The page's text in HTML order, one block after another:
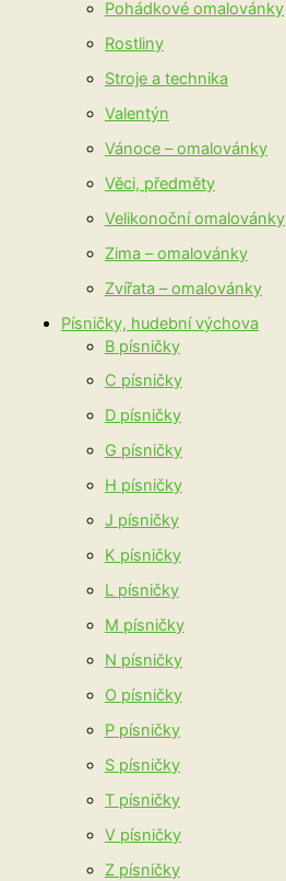
Pohádkové omalovánky
Rostliny
Stroje a technika
Valentýn
Vánoce – omalovánky
Věci, předměty
Velikonoční omalovánky
Zima – omalovánky
Zvířata – omalovánky
Písničky, hudební výchova
B písničky
C písničky
D písničky
G písničky
H písničky
J písničky
K písničky
L písničky
M písničky
N písničky
O písničky
P písničky
S písničky
T písničky
V písničky
Z písničky